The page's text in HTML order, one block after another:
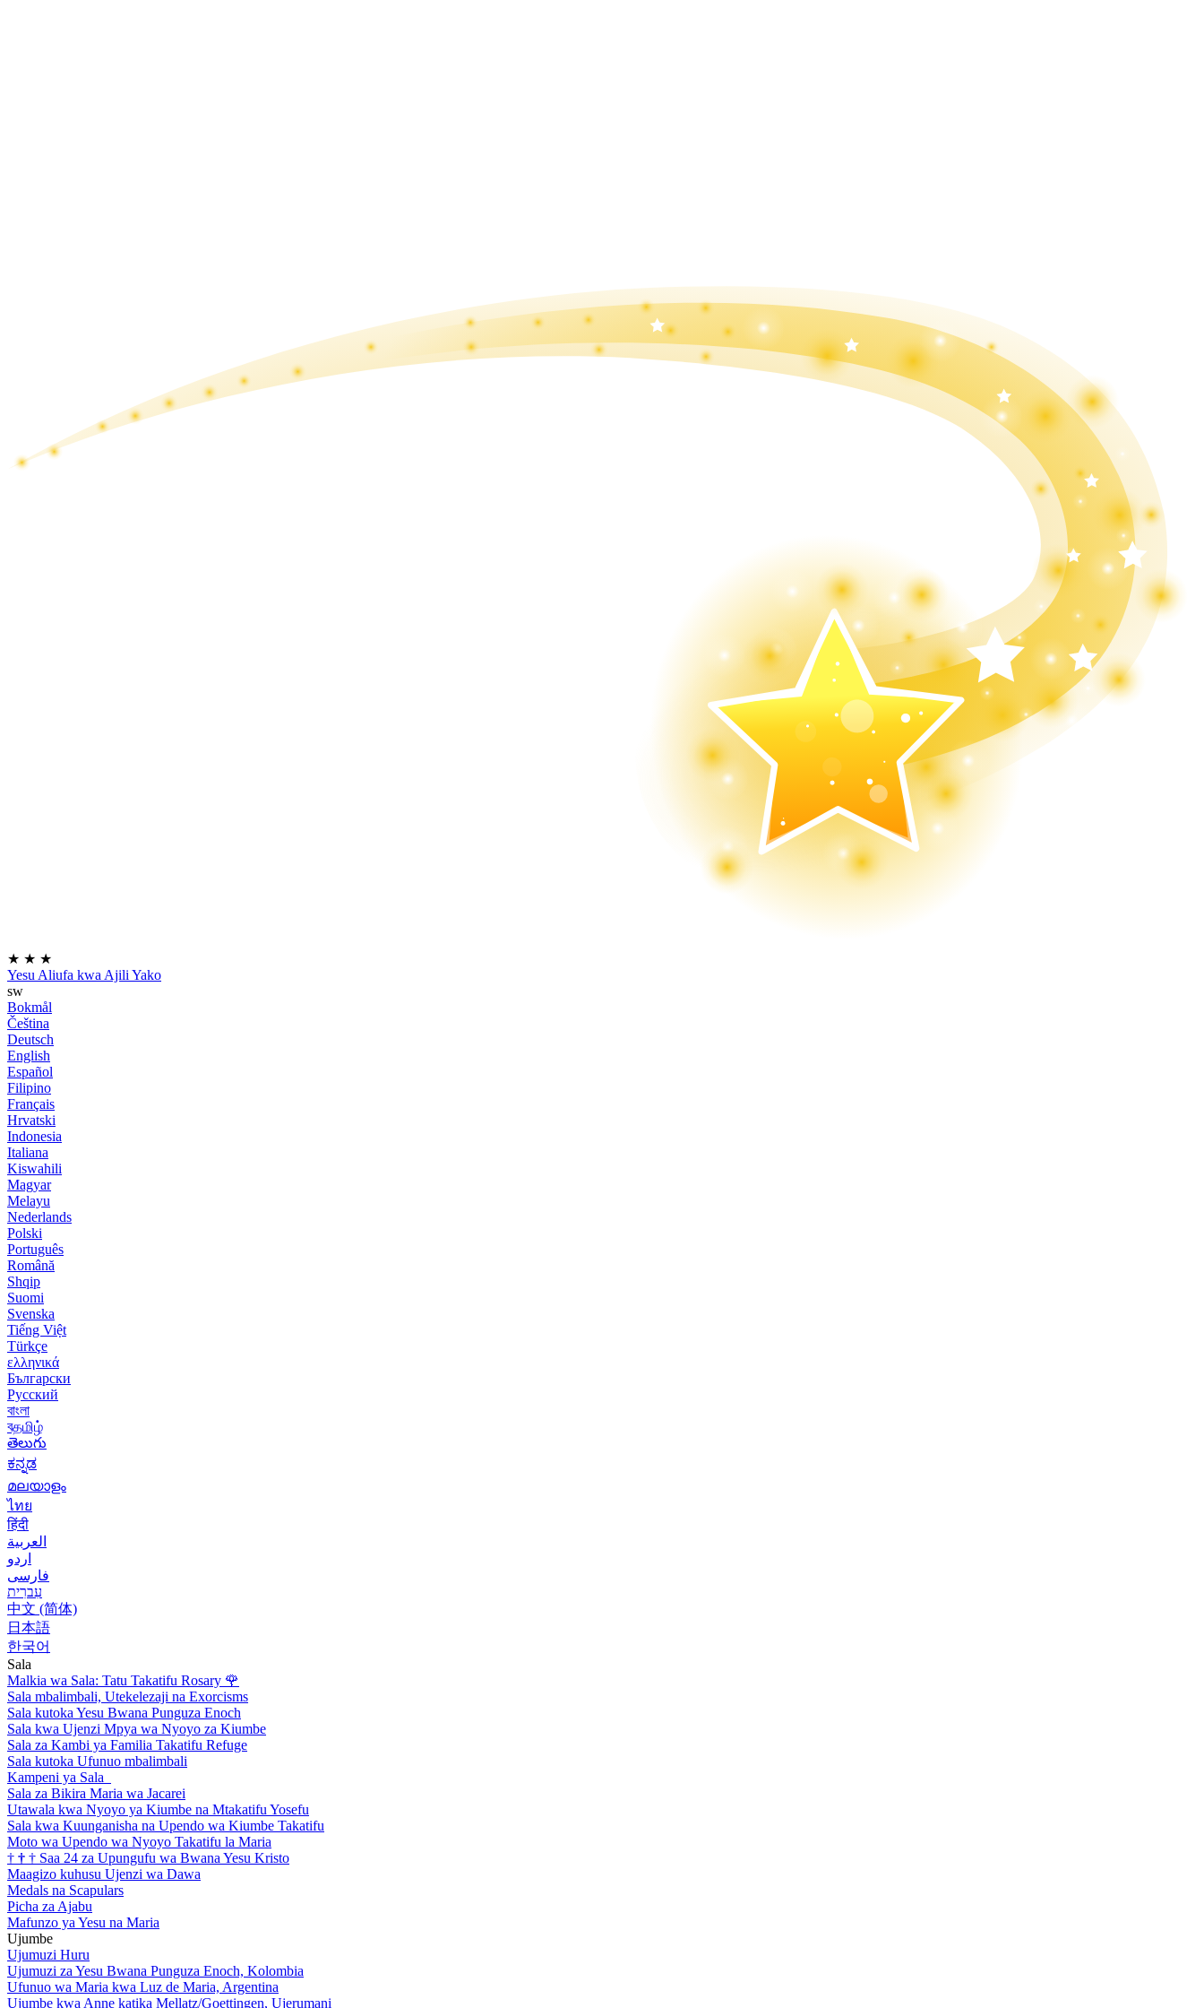
★ ★ ★
Yesu Aliufa kwa Ajili Yako
sw
Bokmål
Čeština
Deutsch
English
Español
Filipino
Français
Hrvatski
Indonesia
Italiana
Kiswahili
Magyar
Melayu
Nederlands
Polski
Português
Română
Shqip
Suomi
Svenska
Tiếng Việt
Türkçe
ελληνικά
Български
Русский
বাংলা
বதமிழ்
తెలుగు
ಕನ್ನಡ
മലയാളം
ไทย
हिंदी
العربية
اردو
فارسی
עִברִית
中文 (简体)
日本語
한국어
Sala
Malkia wa Sala: Tatu Takatifu Rosary 🌹
Sala mbalimbali, Utekelezaji na Exorcisms
Sala kutoka Yesu Bwana Punguza Enoch
Sala kwa Ujenzi Mpya wa Nyoyo za Kiumbe
Sala za Kambi ya Familia Takatifu Refuge
Sala kutoka Ufunuo mbalimbali
Kampeni ya Sala
Sala za Bikira Maria wa Jacarei
Utawala kwa Nyoyo ya Kiumbe na Mtakatifu Yosefu
Sala kwa Kuunganisha na Upendo wa Kiumbe Takatifu
Moto wa Upendo wa Nyoyo Takatifu la Maria
† † † Saa 24 za Upungufu wa Bwana Yesu Kristo
Maagizo kuhusu Ujenzi wa Dawa
Medals na Scapulars
Picha za Ajabu
Mafunzo ya Yesu na Maria
Ujumbe
Ujumuzi Huru
Ujumuzi za Yesu Bwana Punguza Enoch, Kolombia
Ufunuo wa Maria kwa Luz de Maria, Argentina
Ujumbe kwa Anne katika Mellatz/Goettingen, Ujerumani